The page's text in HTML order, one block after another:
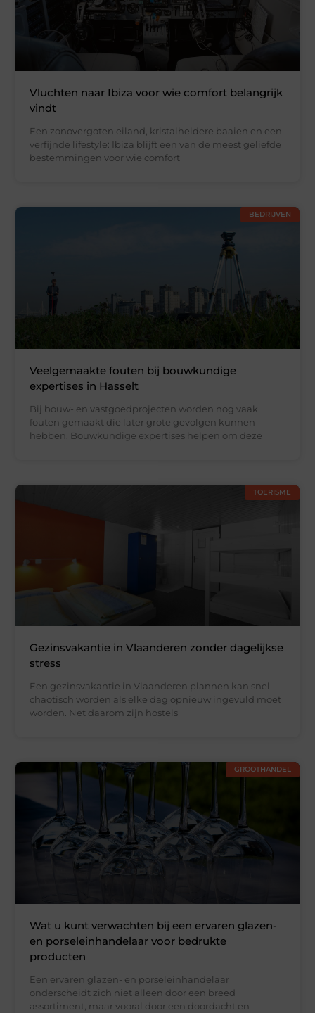
Vluchten naar Ibiza voor wie comfort belangrijk
vindt
Een zonovergoten eiland, kristalheldere baaien en een
verfijnde lifestyle: Ibiza blijft een van de meest geliefde
bestemmingen voor wie comfort
BEDRIJVEN
Veelgemaakte fouten bij bouwkundige
expertises in Hasselt
Bij bouw- en vastgoedprojecten worden nog vaak
fouten gemaakt die later grote gevolgen kunnen
hebben. Bouwkundige expertises helpen om deze
TOERISME
Gezinsvakantie in Vlaanderen zonder dagelijkse
stress
Een gezinsvakantie in Vlaanderen plannen kan snel
chaotisch worden als elke dag opnieuw ingevuld moet
worden. Net daarom zijn hostels
GROOTHANDEL
Wat u kunt verwachten bij een ervaren glazen-
en porseleinhandelaar voor bedrukte
producten
Een ervaren glazen- en porseleinhandelaar
onderscheidt zich niet alleen door een breed
assortiment, maar vooral door een doordacht en